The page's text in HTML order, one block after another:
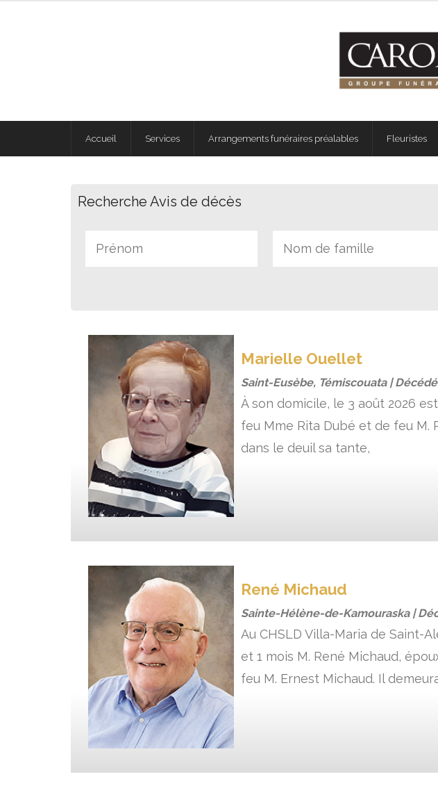
Accueil Services Arrangements funéraires préalables Fleuristes
Recherche Avis de décès
Marielle Ouellet
Saint-Eusèbe, Témiscouata |
À son domicile, le 3 août 2026
feu Mme Rita Dubé et de feu M.
dans le deuil sa tante,
René Michaud
Sainte-Hélène-de-Kamouraska |
Au CHSLD Villa-Maria de Saint-
et 1 mois M. René Michaud,
feu M. Ernest Michaud. Il